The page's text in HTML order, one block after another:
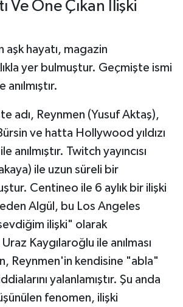
Ve Öne Çıkan İlişki
hayatı, magazin
yer bulmuştur. Geçmişte ismi
adı, Reynmen (Yusuf Aktaş),
ve hatta Hollywood yıldızı
anılmıştır. Twitch yayıncısı
ile uzun süreli bir
Centineo ile 6 aylık bir ilişki
eden Algül, bu Los Angeles
ilişki" olarak
Kaygılaroğlu ile anılması
Reynmen'in kendisine "abla"
yalanlamıştır. Şu anda
fenomen, ilişki